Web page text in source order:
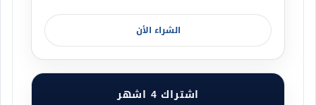
الشراء الأن
اشتراك 4 اشهر